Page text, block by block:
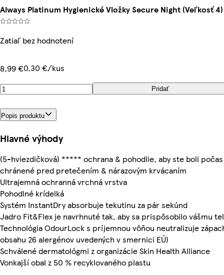
Always Platinum Hygienické Vložky Secure Night (Veľkosť
Zatiaľ bez hodnotení
8,99 €0,30 €/kus
Pridať
Popis produktu
Hlavné výhody
(5-hviezdičková) ***** ochrana & pohodlie, aby ste boli
chránené pred pretečením & nárazovým krvácaním
Ultrajemná ochranná vrchná vrstva
Pohodlné krídelká
Systém InstantDry absorbuje tekutinu za pár sekúnd
Jadro Fit&Flex je navrhnuté tak, aby sa prispôsobilo vášmu
Technológia OdourLock s príjemnou vôňou neutralizuje
obsahu 26 alergénov uvedených v smernici EÚ)
Schválené dermatológmi z organizácie Skin Health Alliance
Vonkajší obal z 50 % recyklovaného plastu